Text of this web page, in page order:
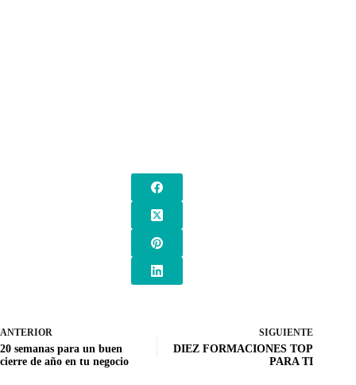
ANTERIOR
20 semanas para un buen
cierre de año en tu negocio
SIGUIENTE
DIEZ FORMACIONES TOP
PARA TI